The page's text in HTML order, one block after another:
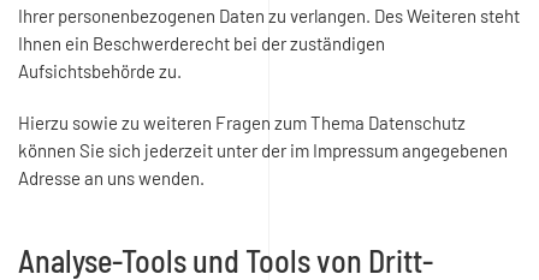
Ihrer personenbezogenen Daten zu verlangen. Des Weiteren steht
Ihnen ein Beschwerderecht bei der zuständigen
Aufsichtsbehörde zu.
Hierzu sowie zu weiteren Fragen zum Thema Datenschutz
können Sie sich jederzeit unter der im Impressum angegebenen
Adresse an uns wenden.
Analyse-Tools und Tools von Dritt­